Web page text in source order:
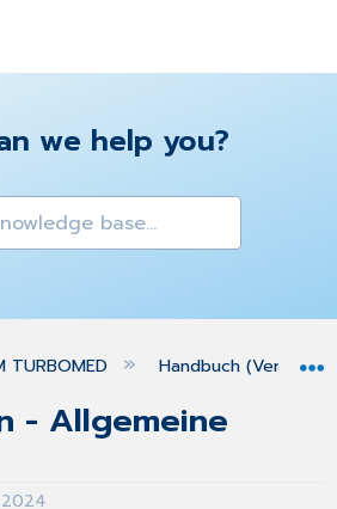
we help you?
global hierarchy
TURBOMED Handbuch (Version
- Allgemeine